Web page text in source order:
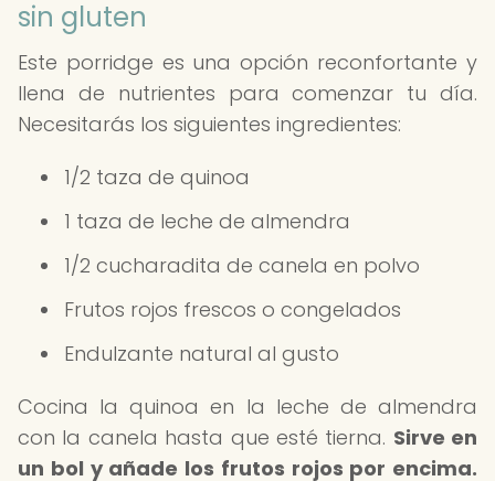
sin gluten
Este porridge es una opción reconfortante y
llena de nutrientes para comenzar tu día.
Necesitarás los siguientes ingredientes:
1/2 taza de quinoa
1 taza de leche de almendra
1/2 cucharadita de canela en polvo
Frutos rojos frescos o congelados
Endulzante natural al gusto
Cocina la quinoa en la leche de almendra
con la canela hasta que esté tierna. Sirve en
un bol y añade los frutos rojos por encima.